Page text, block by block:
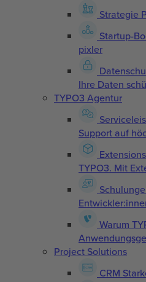
Strategie
Startup-
pixler
Ihre Daten
TYPO3 Agentur
Support auf
Extensions
TYPO3. Mit
Warum
Project Solutions
CRM